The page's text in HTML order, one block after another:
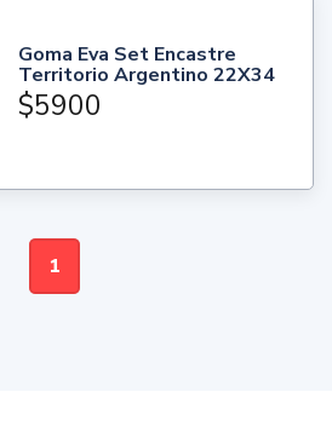
Goma Eva Set Encastre
Territorio Argentino 22X34
$5900
1